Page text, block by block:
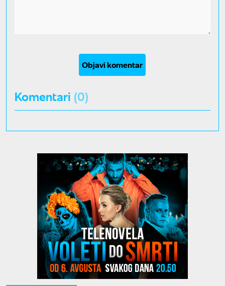
Objavi komentar
Komentari (0)